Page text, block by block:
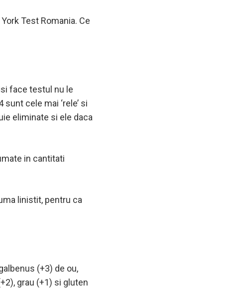
Test Romania. Ce
face testul nu le
cele mai ‘rele’ si
eliminate si ele daca
in cantitati
linistit, pentru ca
(+3) de ou,
grau (+1) si gluten